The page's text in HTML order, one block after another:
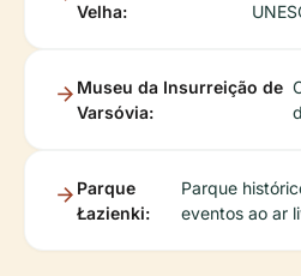
Velha:
Museu da Insurreição de
Varsóvia:
Parque
Łazienki:
Parque
eventos ao ar